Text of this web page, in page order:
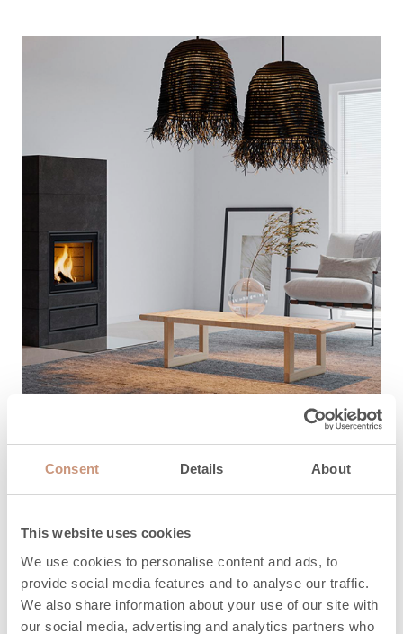
Consent Details About
This website uses cookies
We use cookies to personalise content and ads, to
provide social media features and to analyse our traffic.
We also share information about your use of our site with
our social media, advertising and analytics partners who
TUKI
Kuinka voimme
auttaa?
Täältä löydät ohjeet, huolto- ja
varaosaosapalvelun yhteystiedot sekä takuuasiat.